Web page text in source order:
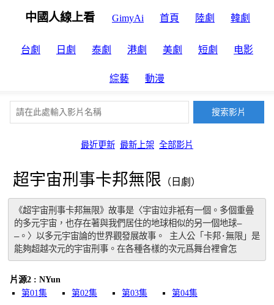
中國人線上看 GimyAi 首頁 陸劇 韓劇
台劇 日劇 泰劇 港劇 美劇 短劇 电影
綜藝 動漫
最近更新 最新上架 全部影片
超宇宙刑事卡邦無限 （日劇）
《超宇宙刑事卡邦無限》故事是〈宇宙竝非衹有一個。多個重曡
的多元宇宙，也存在著與我們居住的地球相似的另一個地球―
―。〉以多元宇宙論的世界觀發展故事。 主人公「卡邦·無限」是
能夠超越次元的宇宙刑事。在各種各樣的次元爲舞台裡會怎
片源2 : NYun
第01集
第02集 第03集
第04集